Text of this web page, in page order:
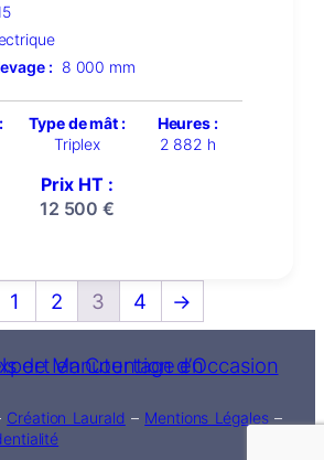
: 8 000 mm
Type de mât :
Triplex
Heures :
2 882 h
Prix HT :
12 500€
1 2 3 4 →
Création Laurald – Mentions Légales–